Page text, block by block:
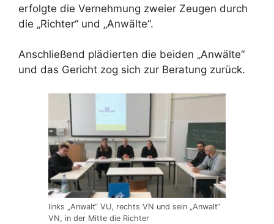
erfolgte die Vernehmung zweier Zeugen durch
die „Richter“ und „Anwälte“.
Anschließend plädierten die beiden „Anwälte“
und das Gericht zog sich zur Beratung zurück.
links „Anwalt“ VU, rechts VN und sein „Anwalt“
VN, in der Mitte die Richter